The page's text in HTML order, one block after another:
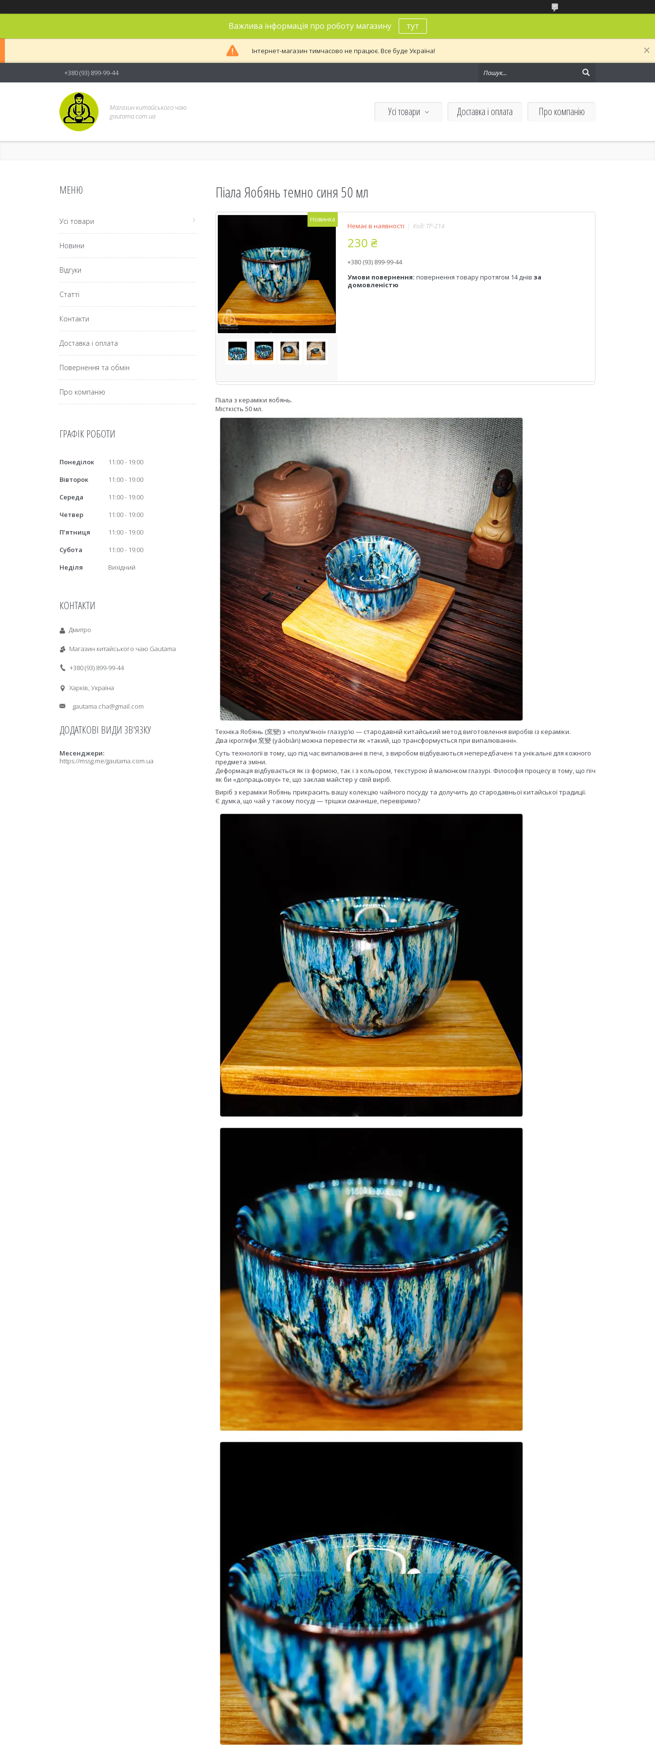
Важлива інформація про роботу магазину тут
Інтернет-магазин тимчасово не працює. Все буде Україна!
+380 (93) 899-99-44
Магазин китайського чаю
gautama.com.ua
Усі товари Доставка і оплата Про компанію
Піала Яобянь темно синя 50 мл
Новинка
Немає в наявності Код: TP-214
230 ₴
+380 (93) 899-99-44
повернення товару протягом 14 днів за
домовленістю
Піала з кераміки яобянь.
Місткість 50 мл.
Техніка Яобянь (窯變) з «полум’яної» глазур’ю — стародавній китайський метод виготовлення виробів із кераміки.
Два ієрогліфи 窯變 (yáobiàn) можна перевести як «такий, що трансформується при випалюванні».
Суть технології в тому, що під час випалюванні в печі, з виробом відбуваються непередбачені та унікальні для кожного
предмета зміни.
Деформація відбувається як із формою, так і з кольором, текстурою й малюнком глазурі. Філософія процесу в тому, що піч
як би «допрацьовує» те, що заклав майстер у свій виріб.
Виріб з кераміки Яобянь прикрасить вашу колекцію чайного посуду та долучить до стародавньої китайської традиції.
Є думка, що чай у такому посуді — трішки смачніше, перевіримо?
Усі товари
Новини
Відгуки
Статті
Контакти
Доставка і оплата
Повернення та обмін
Про компанію
ГРАФІК РОБОТИ
Понеділок 11:00
19:00
Вівторок
11:00
19:00
Середа
11:00
19:00
Четвер
11:00
19:00
Пʼятниця
11:00
19:00
Субота
11:00
19:00
Неділя
Вихідний
КОНТАКТИ
Дмитро
Магазин китайського чаю Gautama
+380 (93) 899-99-44
Харків, Україна
gautama.cha@gmail.com
Месенджери
https://mssg.me/gautama.com.ua